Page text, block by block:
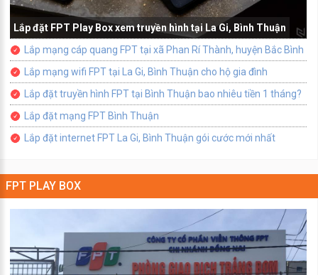
Lắp đặt FPT Play Box xem truyền hình tại La Gi, Bình Thuận
Lắp mạng cáp quang FPT tại xã Phan Rí Thành, huyện Bắc Bình
Lắp mạng wifi FPT tại La Gi, Bình Thuận cho hộ gia đình
Lắp đặt truyền hình FPT tại Bình Thuận bao nhiêu tiền 1 tháng?
Lắp đặt mạng FPT Bình Thuận
Lắp đặt internet FPT La Gi, Bình Thuận gói cước mới nhất
FPT PLAY BOX